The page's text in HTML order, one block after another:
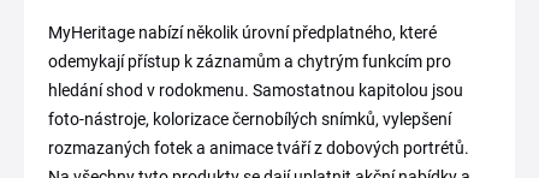
MyHeritage nabízí několik úrovní předplatného, které
odemykají přístup k záznamům a chytrým funkcím pro
hledání shod v rodokmenu. Samostatnou kapitolou jsou
foto-nástroje, kolorizace černobílých snímků, vylepšení
rozmazaných fotek a animace tváří z dobových portrétů.